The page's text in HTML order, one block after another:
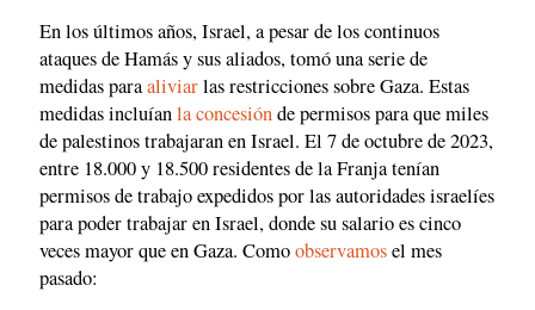
En los últimos años, Israel, a pesar de los continuos
ataques de Hamás y sus aliados, tomó una serie de
medidas paraaliviarlas restricciones sobre Gaza. Estas
medidas incluíanla concesiónde permisos para que miles
de palestinos trabajaran en Israel. El 7 de octubre de 2023,
entre 18.000 y 18.500 residentes de la Franja tenían
permisos de trabajo expedidos por las autoridades israelíes
para poder trabajar en Israel, donde su salario es cinco
veces mayor que en Gaza. Comoobservamosel mes
pasado: